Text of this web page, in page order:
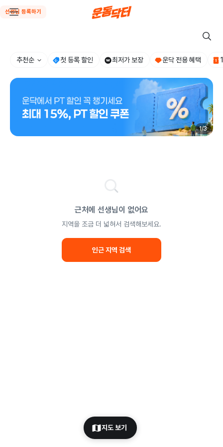
선생님 등록하기
추천순 첫 등록 할인 최저가 보장 운닥 전용 혜택
지도 보기
1/3
근처에 선생님이 없어요
지역을 조금 더 넓혀서 검색해보세요.
인근 지역 검색